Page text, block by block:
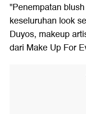
"Penempatan
keseluruhan look
Duyos, makeup
dari Make Up For